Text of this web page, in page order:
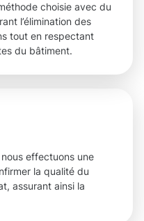
choisie avec du
l’élimination des
tout en respectant
du bâtiment.
effectuons une
la qualité du
assurant ainsi la